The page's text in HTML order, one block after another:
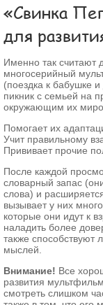
«Свинка
для
Именно так считают
многосерийный
(поездка к бабушке
пикник с семьей на
окружающим их
Помогает их
Учит правильному
Прививает прочие
После каждой
словарный запас
слова) и
вызывает у них
которые они идут к
наладить более
также способствуют
мыслей.
Внимание! Все
развития
смотреть слишком